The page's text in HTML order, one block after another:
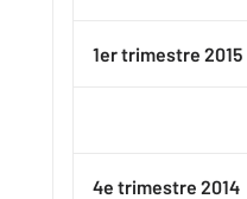
1ertrimestre 2015
4e trimestre 2014